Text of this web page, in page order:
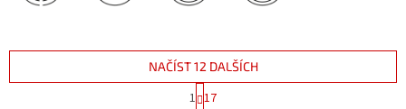
NAČÍST 12 DALŠÍCH
S
t
1 17